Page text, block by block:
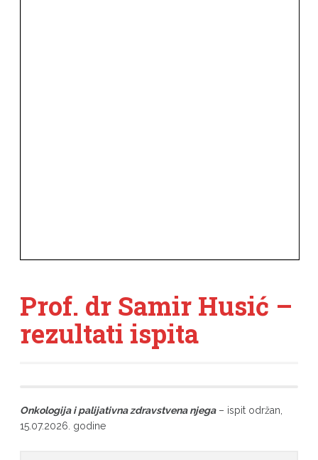
Prof. dr Samir Husić –
rezultati ispita
Onkologija i palijativna zdravstvena njega– ispit održan,
15.07.2026. godine